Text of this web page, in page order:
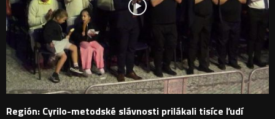
Región: Cyrilo-metodské slávnosti prilákali tisíce ľudí